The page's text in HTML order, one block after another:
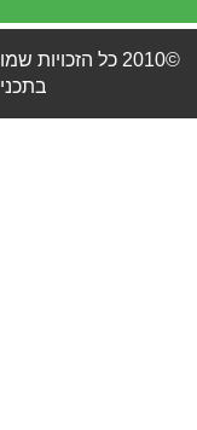
©2010 כל הזכויות
בתכני